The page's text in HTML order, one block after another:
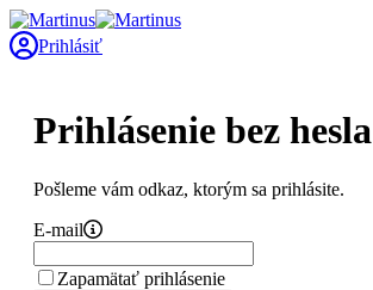
Prihlásiť
Prihlásenie bez hesla
Pošleme vám odkaz, ktorým sa prihlásite.
E-mail
Zapamätať prihlásenie